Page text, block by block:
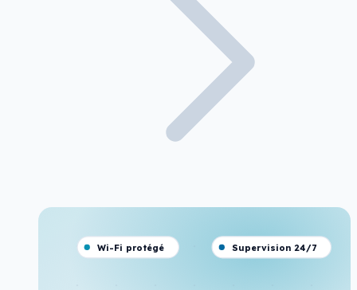
Wi-Fi protégé Supervision 24/7